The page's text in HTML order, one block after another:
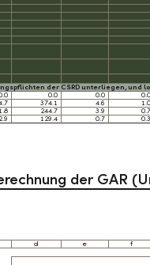
der CSRD unterliegen, und
0.0 0.0 0.0
374.1 4.6 1.0
244.7 3.9 0.7
129.4 0.7 0.3
der GAR
d e f